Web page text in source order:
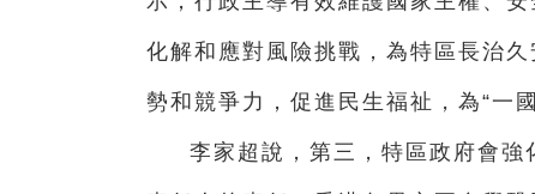
化解和應對風險挑戰，為特區長治
勢和競爭力，促進民生福祉，為“一
李家超說，第三，特區政府會